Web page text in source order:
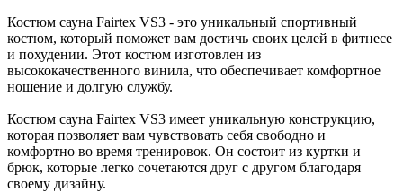
Костюм сауна Fairtex VS3 - это уникальный спортивный
костюм, который поможет вам достичь своих целей в фитнесе
и похудении. Этот костюм изготовлен из
высококачественного винила, что обеспечивает комфортное
ношение и долгую службу.
Костюм сауна Fairtex VS3 имеет уникальную конструкцию,
которая позволяет вам чувствовать себя свободно и
комфортно во время тренировок. Он состоит из куртки и
брюк, которые легко сочетаются друг с другом благодаря
своему дизайну.